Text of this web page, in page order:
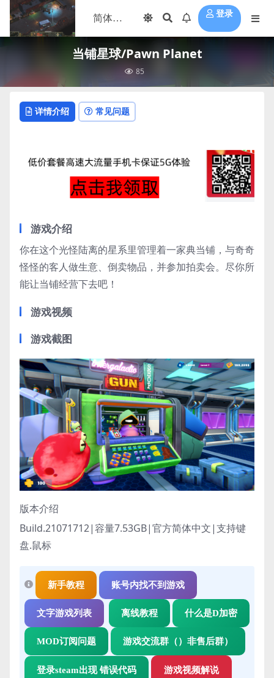
登录
当铺星球/Pawn Planet
85
详情介绍 常见问题
游戏介绍
你在这个光怪陆离的星系里管理着一家典当铺，与奇奇
怪怪的客人做生意、倒卖物品，并参加拍卖会。尽你所
能让当铺经营下去吧！
游戏视频
游戏截图
版本介绍
Build.21071712|容量7.53GB|官方简体中文|支持键
盘.鼠标
新手教程 账号内找不到游戏
文字游戏列表 离线教程 什么是D加密
MOD订阅问题 游戏交流群（）非售后群）
登录steam出现 错误代码 游戏视频解说